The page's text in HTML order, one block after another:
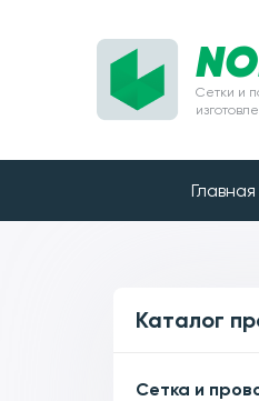
Сетки и
Главная
Каталог
Сетка и